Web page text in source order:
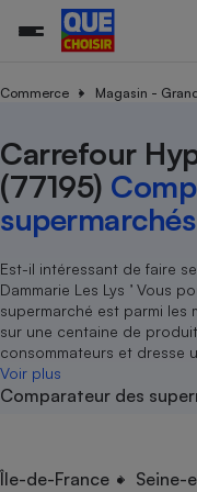
Commerce Magasin -
Carrefour
(77195)
supermarchés
Est-il intéressant de faire
Dammarie Les Lys ’ Vous
supermarché est parmi les
sur une centaine de
consommateurs et dresse
Voir plus
Comparateur des
Île-de-France Seine-
Toutes les
Enquêtes
Guides d'achat
Conseils
Brèves
Tous les services
Soumettre un litige
Lettres types
Rencontrer une
Tous nos combats
Nos actions
Nos grandes
Les billets de la
Nos associations
Nous rejoindre
En savoir plus sur
?
L’association
Nos missions
Notre méthodologie
Notre financement
Nos partenaires
Nous rejoindre